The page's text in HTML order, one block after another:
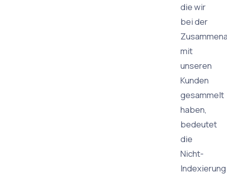
die wir
bei der
mit
unseren
Kunden
gesammelt
haben,
bedeutet
die
Nicht-
Indexierung